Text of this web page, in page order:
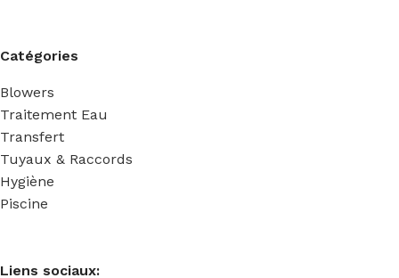
Catégories
Blowers
Traitement Eau
Transfert
Tuyaux & Raccords
Hygiène
Piscine
Liens sociaux: